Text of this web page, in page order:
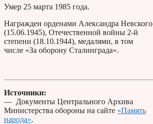
Умер 25 марта 1985 года.
Награжден орденами Александра Невского
(15.06.1945), Отечественной войны 2-й
степени (18.10.1944), медалями, в том
числе «За оборону Сталинграда».
Источники:
— Документы Центрального Архива
Министерства обороны на сайте «Память
народа».